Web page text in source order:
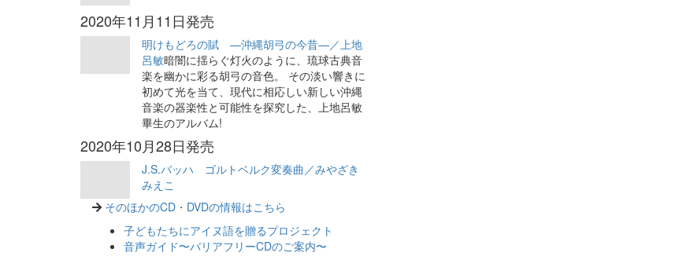
2020年11月11日発売
明けもどろの賦 —沖縄胡弓の今昔—／上地
呂敏暗闇に揺らぐ灯火のように、琉球古典音
楽を幽かに彩る胡弓の音色。 その淡い響きに
初めて光を当て、現代に相応しい新しい沖縄
音楽の器楽性と可能性を探究した、上地呂敏
畢生のアルバム!
2020年10月28日発売
J.S.バッハ ゴルトベルク変奏曲／みやざき
みえこ
そのほかのCD・DVDの情報はこちら
子どもたちにアイヌ語を贈るプロジェクト
音声ガイド〜バリアフリーCDのご案内〜